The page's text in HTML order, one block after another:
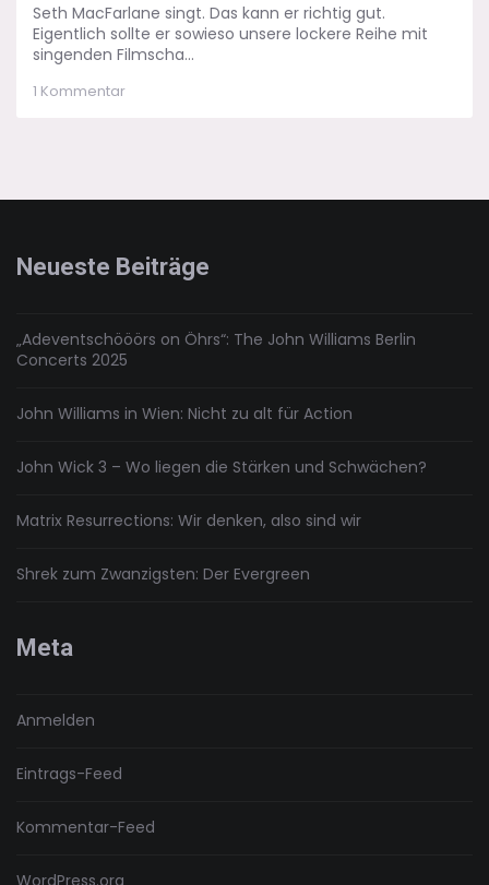
Seth MacFarlane singt. Das kann er richtig gut.
Eigentlich sollte er sowieso unsere lockere Reihe mit
singenden Filmscha...
1 Kommentarzu
verjüngt
Neueste Beiträge
„Adeventschööörs on Öhrs“: The John Williams Berlin
Concerts 2025
John Williams in Wien: Nicht zu alt für Action
John Wick 3 – Wo liegen die Stärken und Schwächen?
Matrix Resurrections: Wir denken, also sind wir
Shrek zum Zwanzigsten: Der Evergreen
Meta
Anmelden
Eintrags-Feed
Kommentar-Feed
WordPress.org